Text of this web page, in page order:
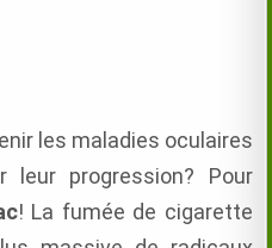
les maladies oculaires
leur progression? Pour
! La fumée de cigarette